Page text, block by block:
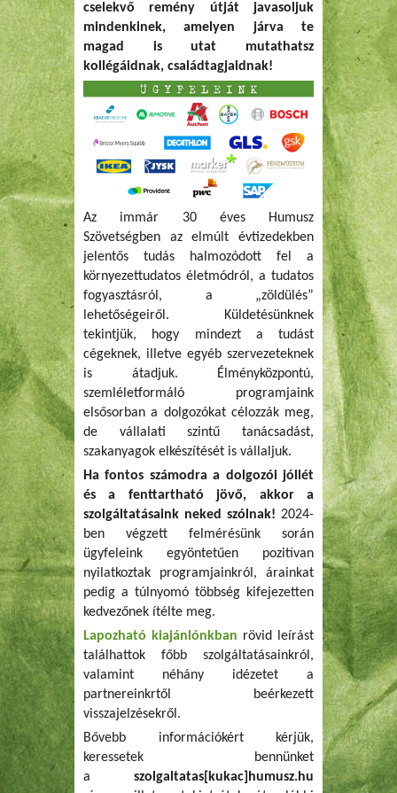
cselekvő remény útját javasoljuk
mindenkinek, amelyen járva te
magad is utat mutathatsz
kollégáidnak, családtagjaidnak!
Az immár 30 éves Humusz
Szövetségben az elmúlt évtizedekben
jelentős tudás halmozódott fel a
környezettudatos életmódról, a tudatos
fogyasztásról, a „zöldülés”
lehetőségeiről. Küldetésünknek
tekintjük, hogy mindezt a tudást
cégeknek, illetve egyéb szervezeteknek
is átadjuk. Élményközpontú,
szemléletformáló programjaink
elsősorban a dolgozókat célozzák meg,
de vállalati szintű tanácsadást,
szakanyagok elkészítését is vállaljuk.
Ha fontos számodra a dolgozói jóllét
és a fenttartható jövő, akkor a
szolgáltatásaink neked szólnak! 2024-
ben végzett felmérésünk során
ügyfeleink egyöntetűen pozitívan
nyilatkoztak programjainkról, árainkat
pedig a túlnyomó többség kifejezetten
kedvezőnek ítélte meg.
Lapozható kiajánlónkban rövid leírást
találhattok főbb szolgáltatásainkról,
valamint néhány idézetet a
partnereinkrtől beérkezett
visszajelzésekről.
Bővebb információkért kérjük,
keressetek bennünket
a szolgaltatas[kukac]humusz.hu